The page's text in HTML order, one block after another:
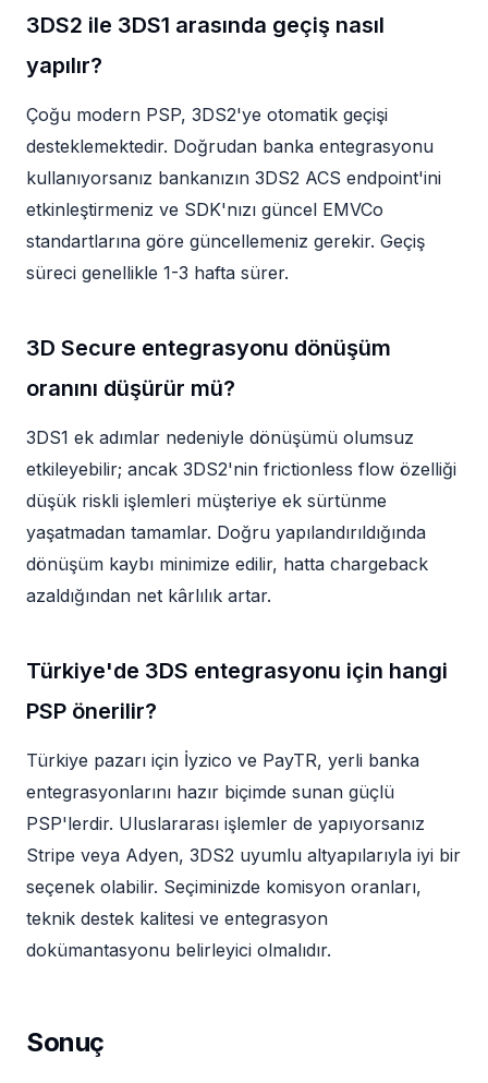
3DS2 ile 3DS1 arasında geçiş nasıl
yapılır?
Çoğu modern PSP, 3DS2'ye otomatik geçişi
desteklemektedir. Doğrudan banka entegrasyonu
kullanıyorsanız bankanızın 3DS2 ACS endpoint'ini
etkinleştirmeniz ve SDK'nızı güncel EMVCo
standartlarına göre güncellemeniz gerekir. Geçiş
süreci genellikle 1-3 hafta sürer.
3D Secure entegrasyonu dönüşüm
oranını düşürür mü?
3DS1 ek adımlar nedeniyle dönüşümü olumsuz
etkileyebilir; ancak 3DS2'nin frictionless flow özelliği
düşük riskli işlemleri müşteriye ek sürtünme
yaşatmadan tamamlar. Doğru yapılandırıldığında
dönüşüm kaybı minimize edilir, hatta chargeback
azaldığından net kârlılık artar.
Türkiye'de 3DS entegrasyonu için hangi
PSP önerilir?
Türkiye pazarı için İyzico ve PayTR, yerli banka
entegrasyonlarını hazır biçimde sunan güçlü
PSP'lerdir. Uluslararası işlemler de yapıyorsanız
Stripe veya Adyen, 3DS2 uyumlu altyapılarıyla iyi bir
seçenek olabilir. Seçiminizde komisyon oranları,
teknik destek kalitesi ve entegrasyon
dokümantasyonu belirleyici olmalıdır.
Sonuç